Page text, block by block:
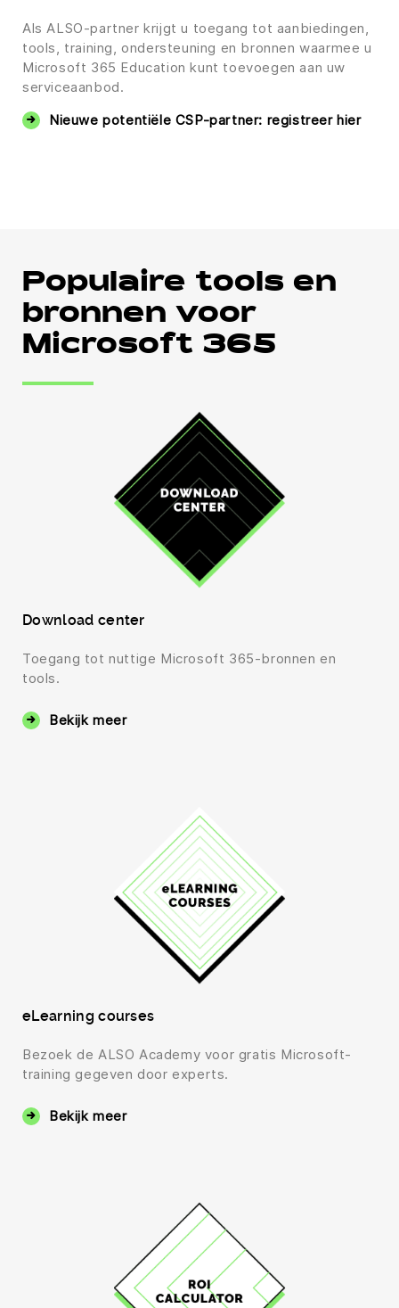
Als ALSO-partner krijgt u toegang tot aanbiedingen,
tools, training, ondersteuning en bronnen waarmee u
Microsoft 365 Education kunt toevoegen aan uw
serviceaanbod.
Nieuwe potentiële CSP-partner: registreer hier
Populaire tools en
bronnen voor
Microsoft 365
Download center
Toegang tot nuttige Microsoft 365-bronnen en
tools.
Bekijk meer
eLearning courses
Bezoek de ALSO Academy voor gratis Microsoft-
training gegeven door experts.
Bekijk meer